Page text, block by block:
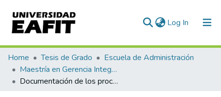
Log In (current)
Communities & Collections
All of DSpace
Home Tesis de Grado
Escuela de Administración
Maestría en Gerencia Integral por Procesos (tesis)
Documentación de los procesos de Servicios Transversales de la Universidad EAFIT para gestionar el conocimiento de sus colaboradores